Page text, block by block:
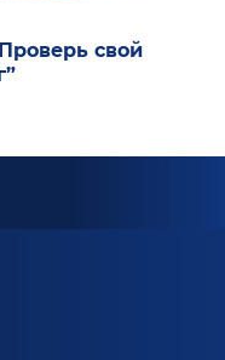
свой